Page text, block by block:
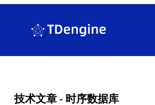
技术文章 - 时序数据库